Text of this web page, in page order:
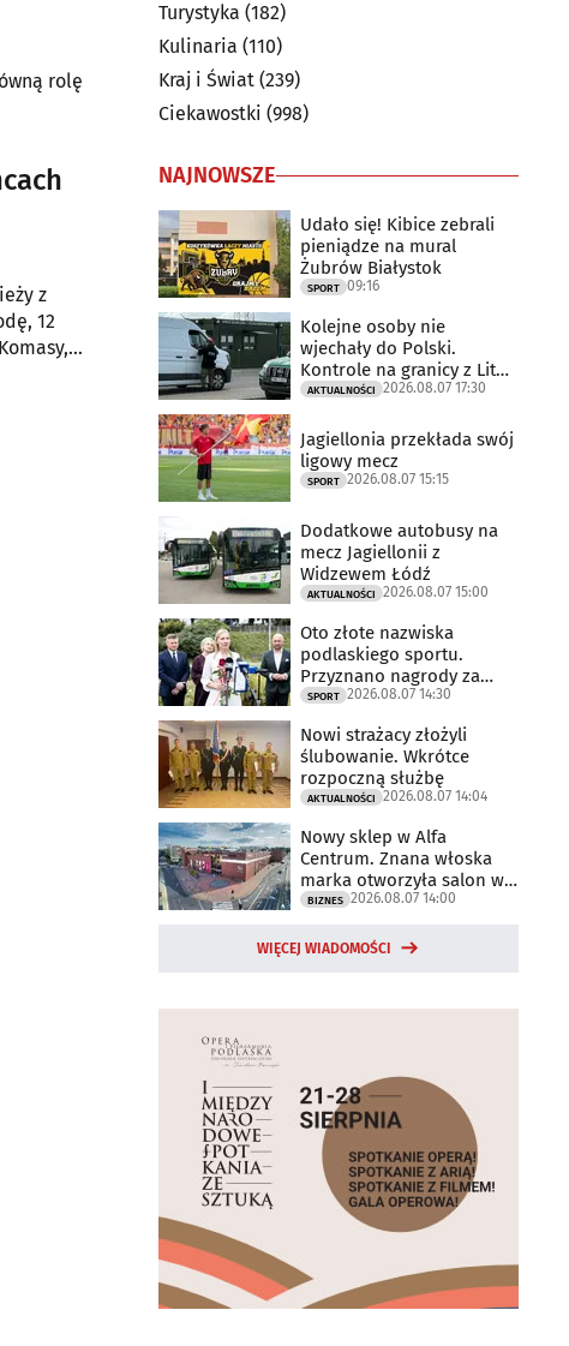
rolę
z
12
Turystyka (182)
Kulinaria (110)
Kraj i Świat (239)
Ciekawostki (998)
NAJNOWSZE
Udało się! Kibice zebrali
pieniądze na mural
Żubrów Białystok
SPORT 09:16
Kolejne osoby nie
wjechały do Polski.
Kontrole na granicy z Litwą
trwają
AKTUALNOŚCI 2026.08.07 17:30
Jagiellonia przekłada swój
ligowy mecz
SPORT 2026.08.07 15:15
Dodatkowe autobusy na
mecz Jagiellonii z
Widzewem Łódź
AKTUALNOŚCI 2026.08.07 15:00
Oto złote nazwiska
podlaskiego sportu.
Przyznano nagrody za
2025 rok
SPORT 2026.08.07 14:30
Nowi strażacy złożyli
ślubowanie. Wkrótce
rozpoczną służbę
AKTUALNOŚCI 2026.08.07 14:04
Nowy sklep w Alfa
Centrum. Znana włoska
marka otworzyła salon w
Białymstoku
BIZNES 2026.08.07 14:00
WIĘCEJ WIADOMOŚCI